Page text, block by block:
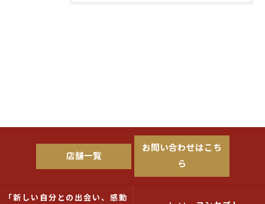
店舗一覧
お問い合わせはこち
ら
「新しい自分との出会い、感動